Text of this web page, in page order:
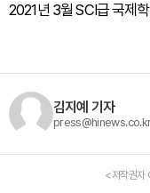
2021년 3월 SCI급 국제
김지예 기자
<저작권자